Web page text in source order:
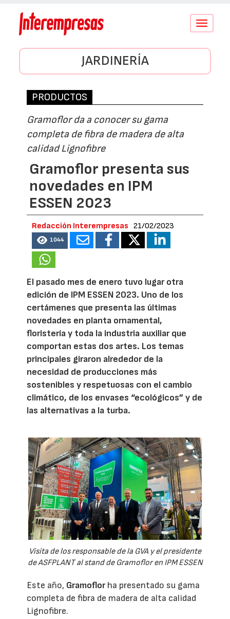
Conmutar
JARDINERÍA
PRODUCTOS
Gramoflor da a conocer su gama
completa de fibra de madera de alta
calidad Lignofibre
Gramoflor presenta sus
novedades en IPM
ESSEN 2023
Redacción Interempresas 21/02/2023
1044
El pasado mes de enero tuvo lugar otra
edición de IPM ESSEN 2023. Uno de los
certámenes que presenta las últimas
novedades en planta ornamental,
floristería y toda la industria auxiliar que
comportan estas dos artes. Los temas
principales giraron alrededor de la
necesidad de producciones más
sostenibles y respetuosas con el cambio
climático, de los envases “ecológicos” y de
las alternativas a la turba.
Visita de los responsable de la GVA y el presidente
de ASFPLANT al stand de Gramoflor en IPM ESSEN
Este año, Gramoflorha presentado su gama
completa de fibra de madera de alta calidad
Lignofibre.